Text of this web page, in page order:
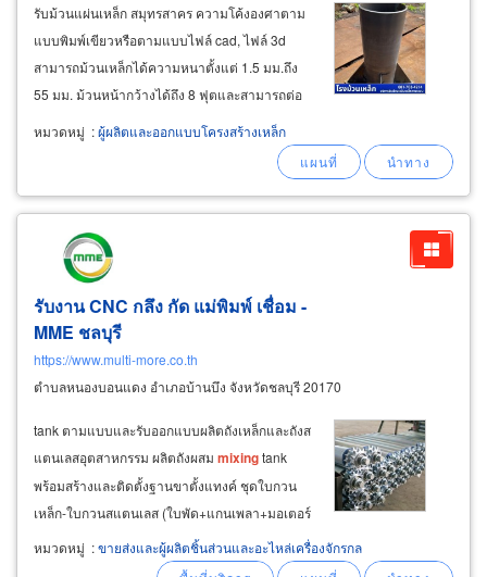
รับม้วนแผ่นเหล็ก สมุทรสาคร ความโค้งองศาตาม
แบบพิมพ์เขียวหรือตามแบบไฟล์ cad, ไฟล์ 3d
สามารถม้วนเหล็กได้ความหนาตั้งแต่ 1.5 มม.ถึง
55 มม. ม้วนหน้ากว้างได้ถึง 8 ฟุตและสามารถต่อ
ความยาวที่ลูกค้าต้องการ ม้วนเหล็กแผ่นเพื่อสร้าง
เป็นถังเหล็ก-ถังบรรจุขนาดใหญ่ ม้วนท่อเหล็ก ม้วน
หมวดหมู่ :ผู้ผลิตและออกแบบโครงสร้างเหล็ก
รับงาน CNC กลึง กัด แม่พิมพ์ เชื่อม -
MME ชลบุรี
https://www.multi-more.co.th
ตำบลหนองบอนแดง อำเภอบ้านบึง จังหวัดชลบุรี 20170
tank ตามแบบและรับออกแบบผลิตถังเหล็กและถังส
แตนเลสอุตสาหกรรม ผลิตถังผสม mixingtank
พร้อมสร้างและติดตั้งฐานขาตั้งแทงค์ ชุดใบกวน
เหล็ก-ใบกวนสแตนเลส (ใบพัด+แกนเพลา+มอเตอร์
เกียร์) ติดตั้งถังผสมพร้อมอุปกรณ์และตู้ควบคุม
มอเตอร์ รับผลิตถังเหล็ก ถังสแตนเลส อุตสาหกรรม
หมวดหมู่ :ขายส่งและผู้ผลิตชิ้นส่วนและอะไหล่เครื่องจักรกล